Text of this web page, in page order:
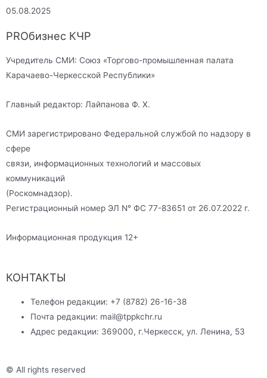
05.08.2025
PROбизнес КЧР
Учредитель СМИ: Союз «Торгово-промышленная палата
Карачаево-Черкесской Республики»
Главный редактор: Лайпанова Ф. Х.
СМИ зарегистрировано Федеральной службой по надзору в
сфере
связи, информационных технологий и массовых
коммуникаций
(Роскомнадзор).
Регистрационный номер ЭЛ N° ФС 77-83651 от 26.07.2022 г.
Информационная продукция 12+
КОНТАКТЫ
Телефон редакции: +7 (8782) 26-16-38
Почта редакции: mail@tppkchr.ru
Адрес редакции: 369000, г.Черкесск, ул. Ленина, 53
© All rights reserved